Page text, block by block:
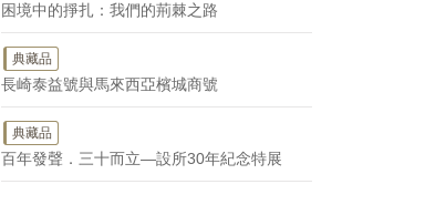
困境中的掙扎：我們的荊棘之路
典藏品
長崎泰益號與馬來西亞檳城商號
典藏品
百年發聲．三十而立—設所30年紀念特展